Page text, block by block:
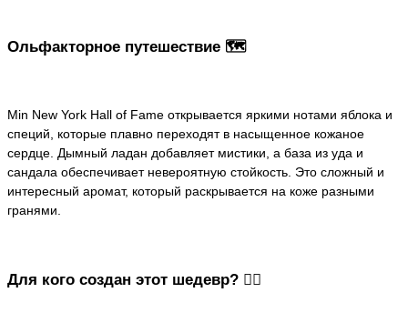
Ольфакторное путешествие 🗺️
Min New York Hall of Fame открывается яркими нотами яблока и
специй, которые плавно переходят в насыщенное кожаное
сердце. Дымный ладан добавляет мистики, а база из уда и
сандала обеспечивает невероятную стойкость. Это сложный и
интересный аромат, который раскрывается на коже разными
гранями.
Для кого создан этот шедевр? 🤵‍♀️